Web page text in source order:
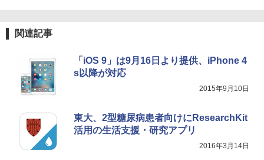
関連記事
「iOS 9」は9月16日より提供、iPhone 4
s以降が対応
2015年9月10日
東大、2型糖尿病患者向けにResearchKit
活用の生活支援・研究アプリ
2016年3月14日